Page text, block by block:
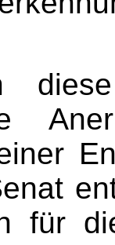
für